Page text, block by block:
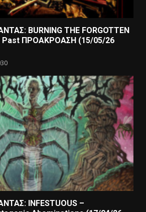
BURNING THE FORGOTTEN
Past ΠΡΟΑΚΡΟΑΣΗ (15/05/26
INFESTUOUS –